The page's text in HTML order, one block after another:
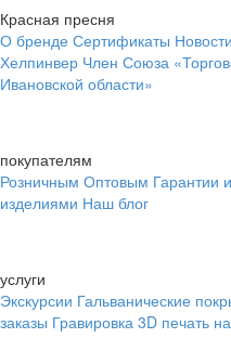
Красная пресня
О бренде Сертификаты Новости
Хелпинвер Член Союза
Ивановской области»
покупателям
Розничным Оптовым Гарантии
изделиями Наш блог
услуги
Экскурсии Гальванические
заказы Гравировка 3D печать